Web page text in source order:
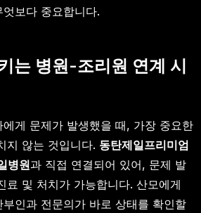
보다 중요합니다.
는 병원-조리원 연계 시
게 문제가 발생했을 때, 가장 중요한
지 않는 것입니다. 동탄제일프리미엄
병원과 직접 연결되어 있어, 문제 발
료 및 처치가 가능합니다. 산모에게
인과 전문의가 바로 상태를 확인할